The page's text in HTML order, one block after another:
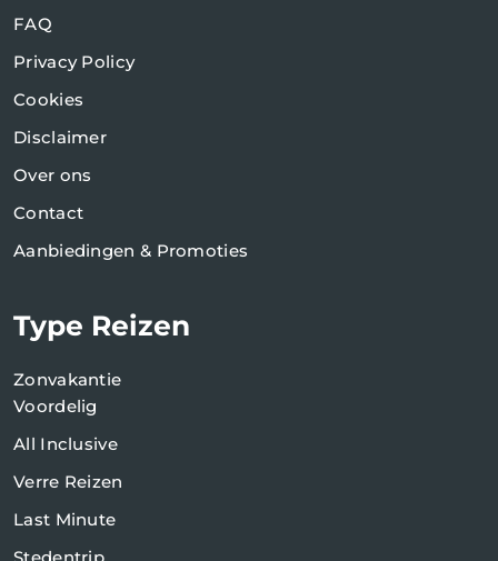
FAQ
Privacy Policy
Cookies
Disclaimer
Over ons
Contact
Aanbiedingen & Promoties
Type Reizen
Zonvakantie
Voordelig
All Inclusive
Verre Reizen
Last Minute